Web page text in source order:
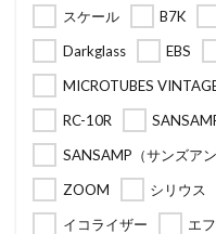
スケール
B7K
Darkglass
EBS
MICROTUBES
RC-10R
SANSAMP（サンズアン
ZOOM
シリウス
イコライザー
エ